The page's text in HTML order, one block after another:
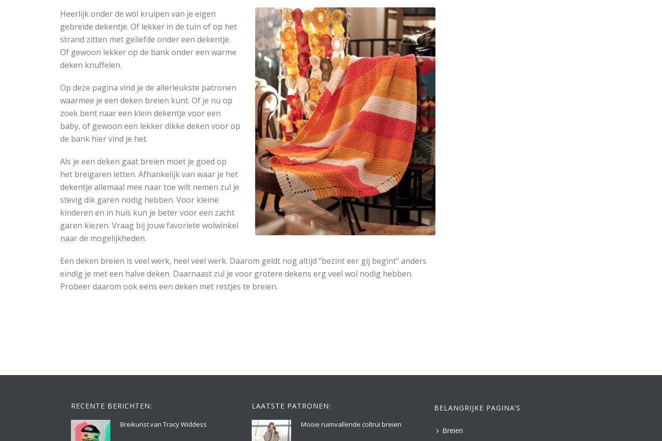
Heerlijk onder de wol kruipen van je eigen
gebreide dekentje. Of lekker in de tuin of op het
strand zitten met geliefde onder een dekentje.
Of gewoon lekker op de bank onder een warme
deken knuffelen.
Op deze pagina vind je de allerleukste patronen
waarmee je een deken breien kunt. Of je nu op
zoek bent naar een klein dekentje voor een
baby, of gewoon een lekker dikke deken voor op
de bank hier vind je het.
Als je een deken gaat breien moet je goed op
het breigaren letten. Afhankelijk van waar je het
dekentje allemaal mee naar toe wilt nemen zul je
stevig dik garen nodig hebben. Voor kleine
kinderen en in huis kun je beter voor een zacht
garen kiezen. Vraag bij jouw favoriete wolwinkel
naar de mogelijkheden.
Een deken breien is veel werk, heel veel werk. Daarom geldt nog altijd “bezint eer gij begint” anders
eindig je met een halve deken. Daarnaast zul je voor grotere dekens erg veel wol nodig hebben.
Probeer daarom ook eens een deken met restjes te breien.
RECENTE BERICHTEN:
Breikunst van Tracy Widdess
LAATSTE PATRONEN:
Mooie ruimvallende coltrui breien
BELANGRIJKE PAGINA’S
Breien